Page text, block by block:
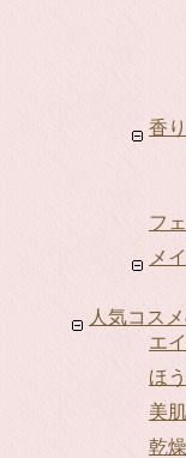
香
フ
メ
人気コス
エ
ほ
美
乾